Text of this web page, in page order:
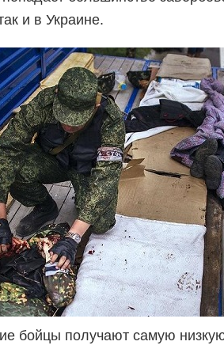
и в Украине.
бойцы получают самую